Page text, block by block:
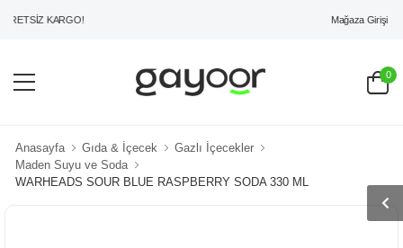
KARGO! Mağaza Girişi
0
Anasayfa Gıda & İçecek
Gazlı İçecekler
Maden Suyu ve Soda
WARHEADS SOUR BLUE RASPBERRY SODA 330 ML